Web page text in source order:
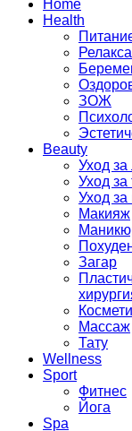
Home
Health
ЗОЖ
Beauty
Уход
Уход за
Уход
Макияж
Загар
Массаж
Тату
Wellness
Sport
Фитнес
Йога
Spa